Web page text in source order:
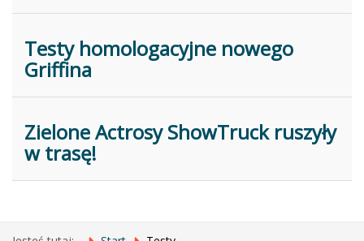
Testy homologacyjne nowego
Griffina
Zielone Actrosy ShowTruck ruszyły
w trasę!